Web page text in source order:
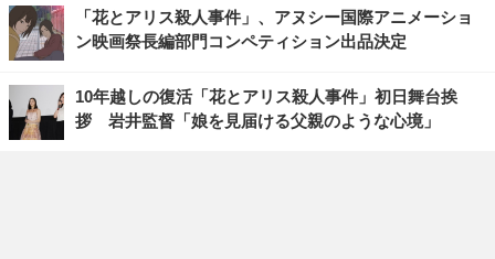
「花とアリス殺人事件」、アヌシー国際アニメーショ
ン映画祭長編部門コンペティション出品決定
10年越しの復活「花とアリス殺人事件」初日舞台挨
拶 岩井監督「娘を見届ける父親のような心境」